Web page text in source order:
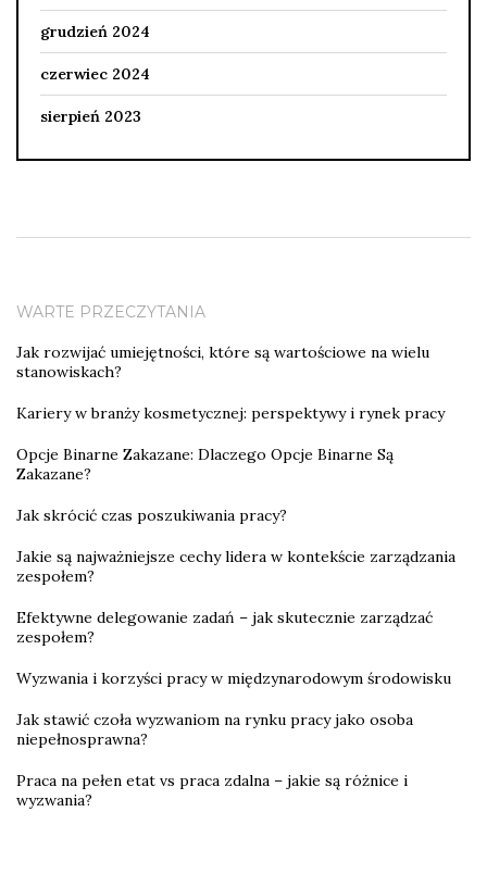
grudzień 2024
czerwiec 2024
sierpień 2023
WARTE PRZECZYTANIA
Jak rozwijać umiejętności, które są wartościowe na wielu
stanowiskach?
Kariery w branży kosmetycznej: perspektywy i rynek pracy
Opcje Binarne Zakazane: Dlaczego Opcje Binarne Są
Zakazane?
Jak skrócić czas poszukiwania pracy?
Jakie są najważniejsze cechy lidera w kontekście zarządzania
zespołem?
Efektywne delegowanie zadań – jak skutecznie zarządzać
zespołem?
Wyzwania i korzyści pracy w międzynarodowym środowisku
Jak stawić czoła wyzwaniom na rynku pracy jako osoba
niepełnosprawna?
Praca na pełen etat vs praca zdalna – jakie są różnice i
wyzwania?